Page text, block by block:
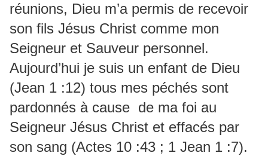
réunions, Dieu m’a permis de recevoir
son fils Jésus Christ comme mon
Seigneur et Sauveur personnel.
Aujourd’hui je suis un enfant de Dieu
(Jean 1 :12) tous mes péchés sont
pardonnés à cause de ma foi au
Seigneur Jésus Christ et effacés par
son sang (Actes 10 :43 ; 1 Jean 1 :7).